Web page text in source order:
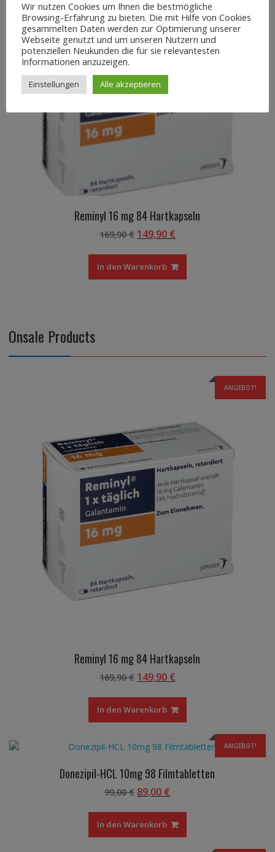
ANGEBOT!
Reminyl 16 mg 84 Hartkapseln
169,90€ Ursprünglicher
war:
169,90 €
149,90 €Aktueller
149,90 €.
In den Warenkorb
Onsale Products
ANGEBOT!
Reminyl 16 mg 84 Hartkapseln
169,90€ Ursprünglicher
war:
169,90 €
149,90 €Aktueller
ist:
149,90 €.
In den Warenkorb
ANGEBOT!
Donezipil-HCL 10mg 98 Filmtabletten
99,00€ Ursprünglicher
war:
99,00 €
89,00 €
ist:
89,00 €.
In den Warenkorb
Wir nutzen Cookies um Ihnen die bestmögliche
Browsing-Erfahrung zu bieten. Die mit Hilfe von Cookies
gesammelten Daten werden zur Optimierung unserer
Webseite genutzt und um unseren Nutzern und
potenziellen Neukunden die für sie relevantesten
Informationen anzuzeigen.
Einstellungen Alle akzeptieren